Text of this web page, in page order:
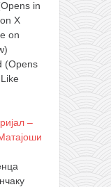
in
X
on
(Opens
–